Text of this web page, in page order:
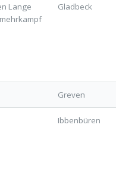
Lange
Gladbeck
Greven
Ibbenbüren